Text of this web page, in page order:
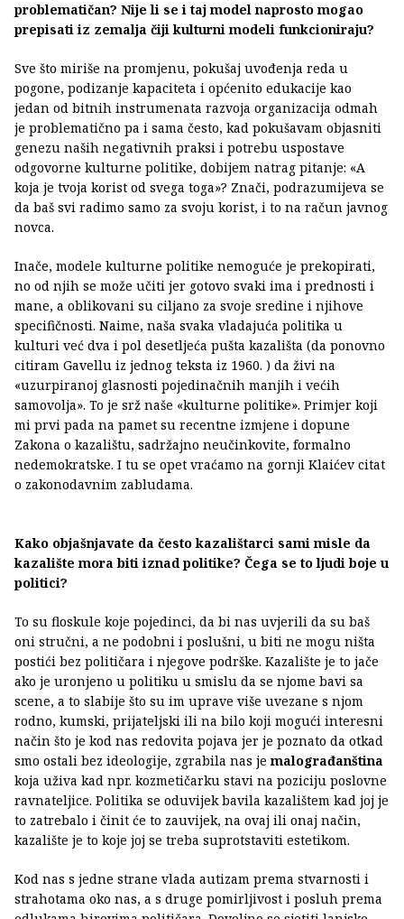
problematičan? Nije li se i taj model naprosto mogao
prepisati iz zemalja čiji kulturni modeli funkcioniraju?
Sve što miriše na promjenu, pokušaj uvođenja reda u
pogone, podizanje kapaciteta i općenito edukacije kao
jedan od bitnih instrumenata razvoja organizacija odmah
je problematično pa i sama često, kad pokušavam objasniti
genezu naših negativnih praksi i potrebu uspostave
odgovorne kulturne politike, dobijem natrag pitanje: «A
koja je tvoja korist od svega toga»? Znači, podrazumijeva se
da baš svi radimo samo za svoju korist, i to na račun javnog
novca.
Inače, modele kulturne politike nemoguće je prekopirati,
no od njih se može učiti jer gotovo svaki ima i prednosti i
mane, a oblikovani su ciljano za svoje sredine i njihove
specifičnosti. Naime, naša svaka vladajuća politika u
kulturi već dva i pol desetljeća pušta kazališta (da ponovno
citiram Gavellu iz jednog teksta iz 1960. ) da živi na
«uzurpiranoj glasnosti pojedinačnih manjih i većih
samovolja». To je srž naše «kulturne politike». Primjer koji
mi prvi pada na pamet su recentne izmjene i dopune
Zakona o kazalištu, sadržajno neučinkovite, formalno
nedemokratske. I tu se opet vraćamo na gornji Klaićev citat
o zakonodavnim zabludama.
Kako objašnjavate da često kazalištarci sami misle da
kazalište mora biti iznad politike? Čega se to ljudi boje u
politici?
To su floskule koje pojedinci, da bi nas uvjerili da su baš
oni stručni, a ne podobni i poslušni, u biti ne mogu ništa
postići bez političara i njegove podrške. Kazalište je to jače
ako je uronjeno u politiku u smislu da se njome bavi sa
scene, a to slabije što su im uprave više uvezane s njom
rodno, kumski, prijateljski ili na bilo koji mogući interesni
način što je kod nas redovita pojava jer je poznato da otkad
smo ostali bez ideologije, zgrabila nas jemalograđanština
koja uživa kad npr. kozmetičarku stavi na poziciju poslovne
ravnateljice. Politika se oduvijek bavila kazalištem kad joj je
to zatrebalo i činit će to zauvijek, na ovaj ili onaj način,
kazalište je to koje joj se treba suprotstaviti estetikom.
Kod nas s jedne strane vlada autizam prema stvarnosti i
strahotama oko nas, a s druge pomirljivost i posluh prema